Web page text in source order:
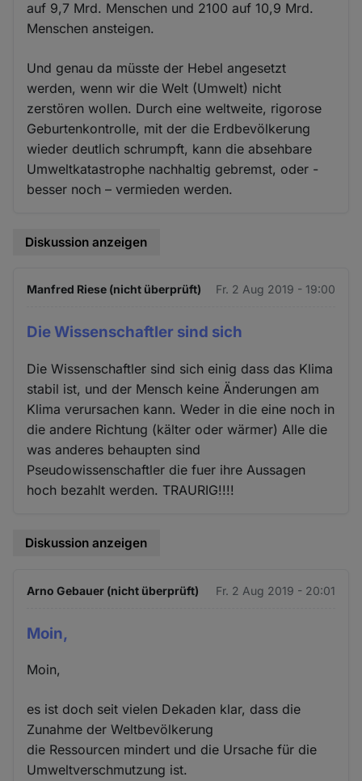
auf 9,7 Mrd. Menschen und 2100 auf 10,9 Mrd.
Menschen ansteigen.
Und genau da müsste der Hebel angesetzt
werden, wenn wir die Welt (Umwelt) nicht
zerstören wollen. Durch eine weltweite, rigorose
Geburtenkontrolle, mit der die Erdbevölkerung
wieder deutlich schrumpft, kann die absehbare
Umweltkatastrophe nachhaltig gebremst, oder -
besser noch – vermieden werden.
Diskussion anzeigen
Manfred Riese (nicht überprüft) Fr. 2 Aug 2019 - 19:00
Die Wissenschaftler sind sich
Die Wissenschaftler sind sich einig dass das Klima
stabil ist, und der Mensch keine Änderungen am
Klima verursachen kann. Weder in die eine noch in
die andere Richtung (kälter oder wärmer) Alle die
was anderes behaupten sind
Pseudowissenschaftler die fuer ihre Aussagen
hoch bezahlt werden. TRAURIG!!!!
Diskussion anzeigen
Arno Gebauer (nicht überprüft) Fr. 2 Aug 2019 - 20:01
Moin,
Moin,
es ist doch seit vielen Dekaden klar, dass die
Zunahme der Weltbevölkerung
die Ressourcen mindert und die Ursache für die
Umweltverschmutzung ist.